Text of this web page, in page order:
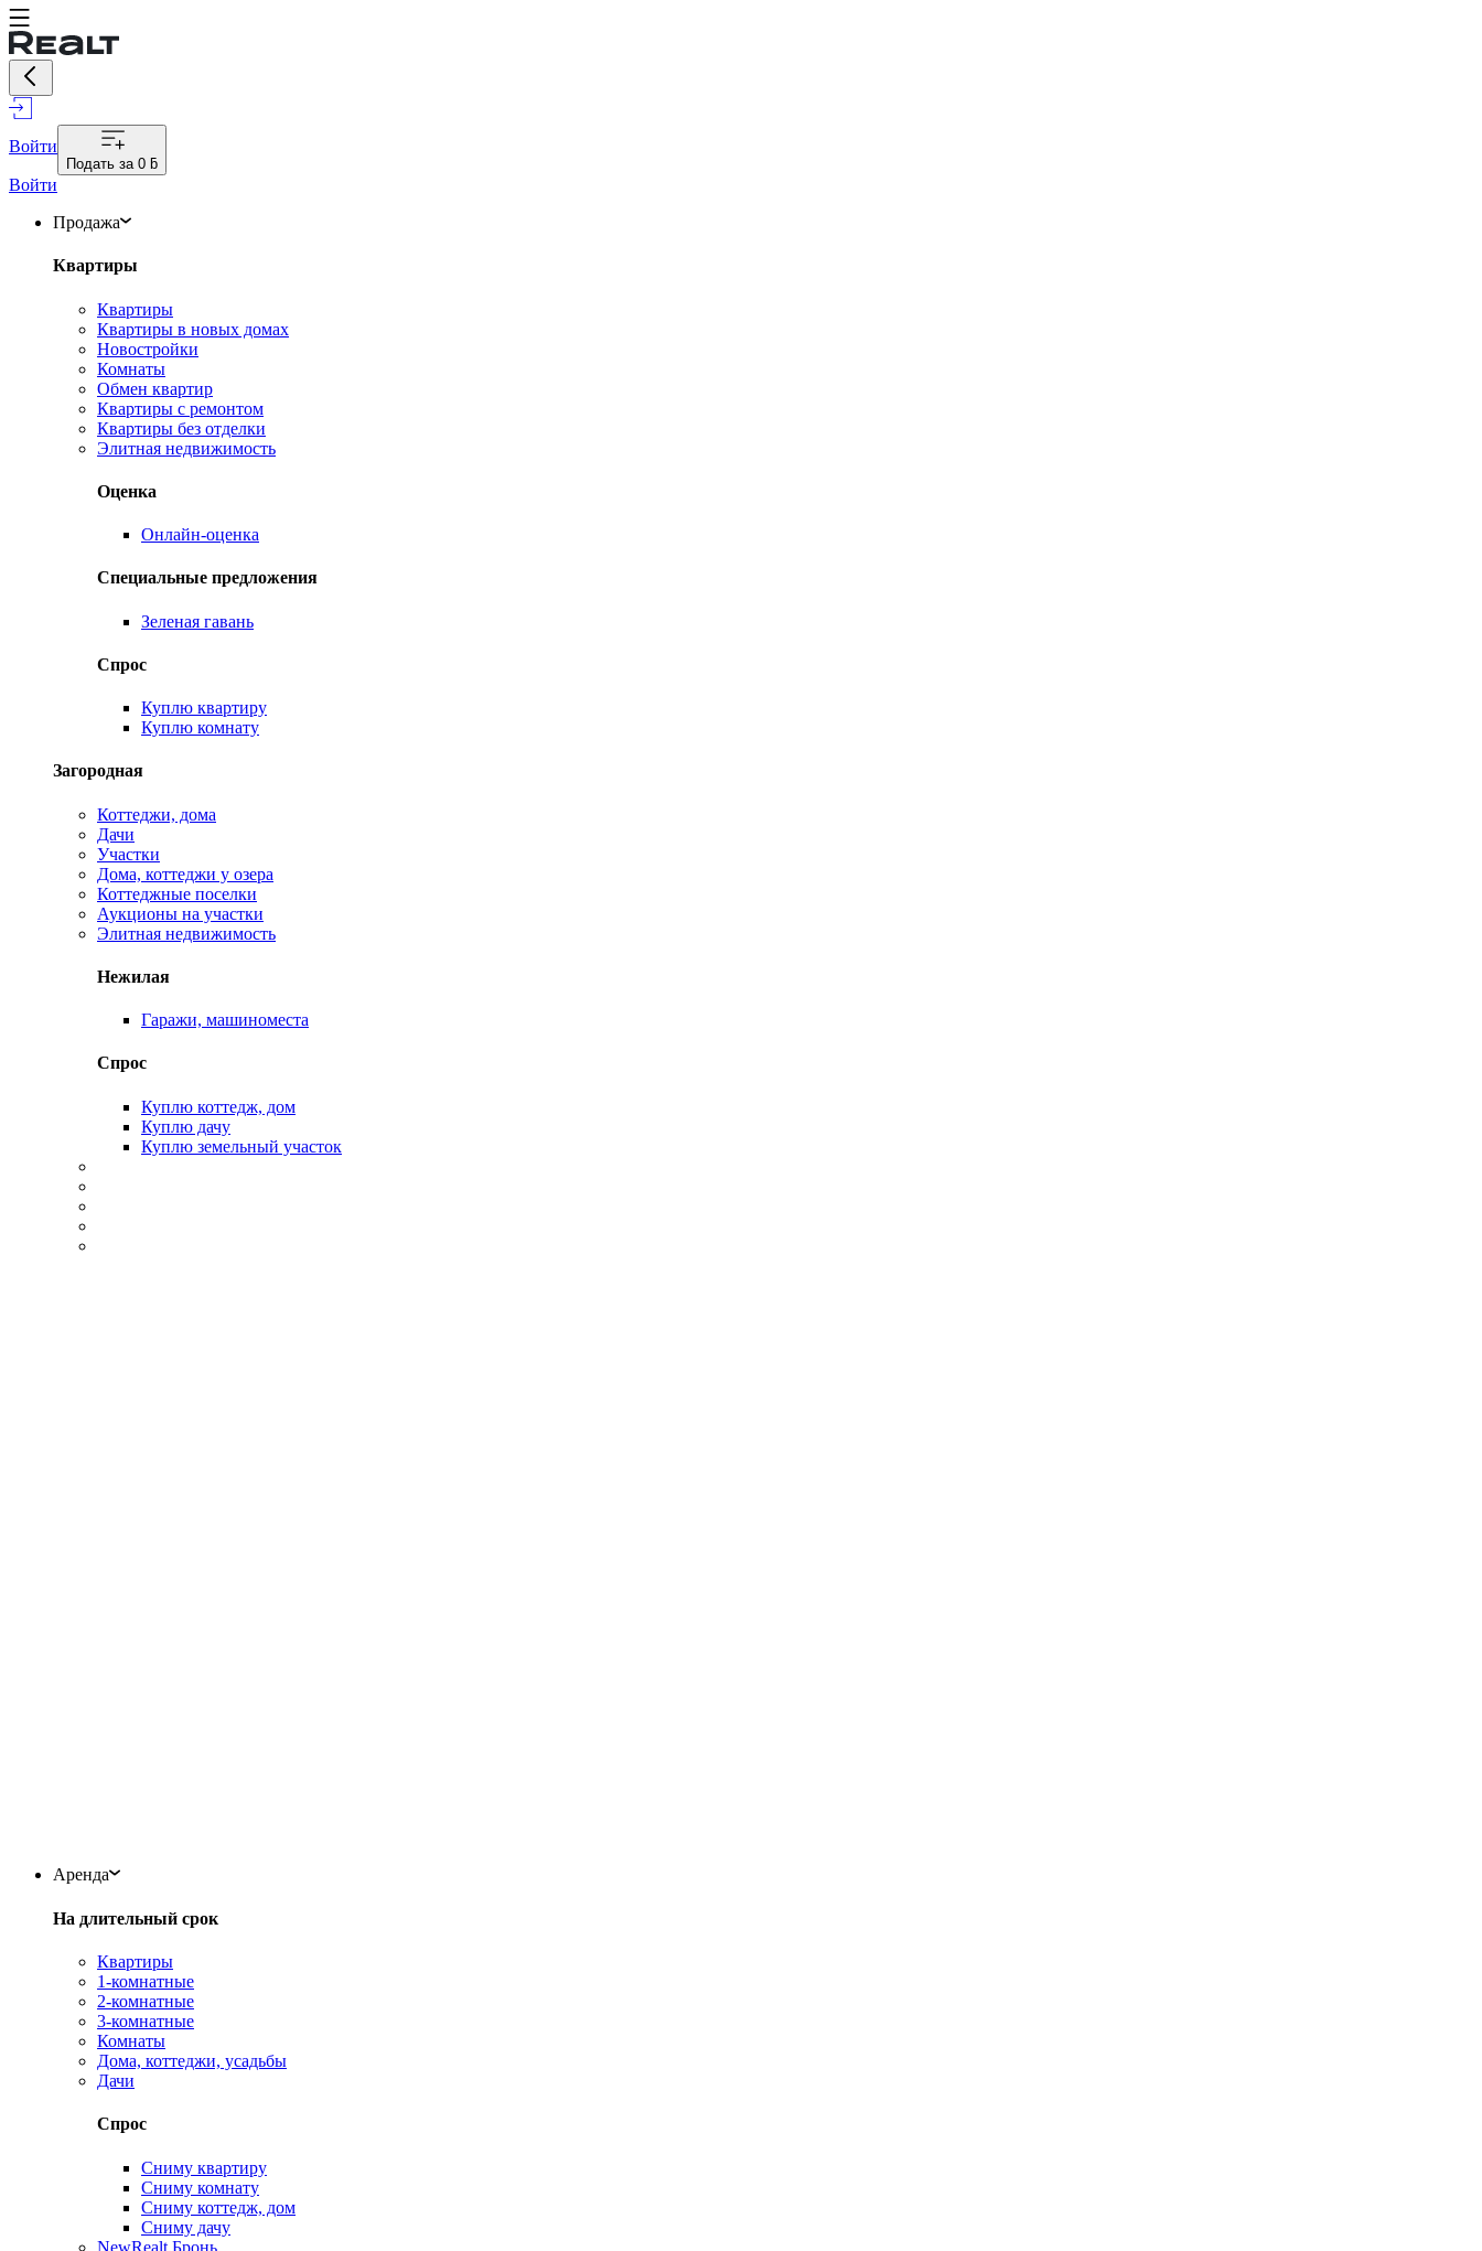
Войти
Подать за 0 ƃ
Войти
Продажа
Квартиры
Квартиры
Квартиры в новых домах
Новостройки
Комнаты
Обмен квартир
Квартиры с ремонтом
Квартиры без отделки
Элитная недвижимость
Оценка
Онлайн-оценка
Специальные предложения
Зеленая гавань
Спрос
Куплю квартиру
Куплю комнату
Загородная
Коттеджи, дома
Дачи
Участки
Дома, коттеджи у озера
Коттеджные поселки
Аукционы на участки
Элитная недвижимость
Нежилая
Гаражи, машиноместа
Спрос
Куплю коттедж, дом
Куплю дачу
Куплю земельный участок
Аренда
На длительный срок
Квартиры
1-комнатные
2-комнатные
3-комнатные
Комнаты
Дома, коттеджи, усадьбы
Дачи
Спрос
Сниму квартиру
Сниму комнату
Сниму коттедж, дом
Сниму дачу
NewRealt.Бронь